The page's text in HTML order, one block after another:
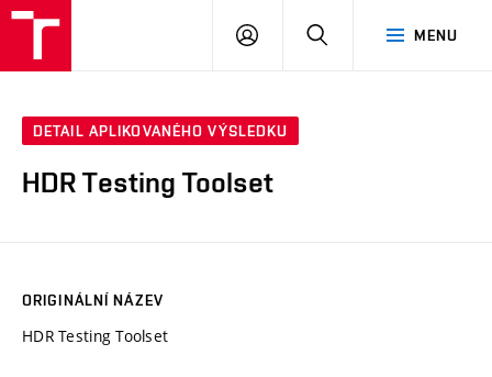
MENU
PŘIHLÁSIT
DETAIL APLIKOVANÉHO VÝSLEDKU
HDR Testing Toolset
ORIGINÁLNÍ NÁZEV
HDR Testing Toolset